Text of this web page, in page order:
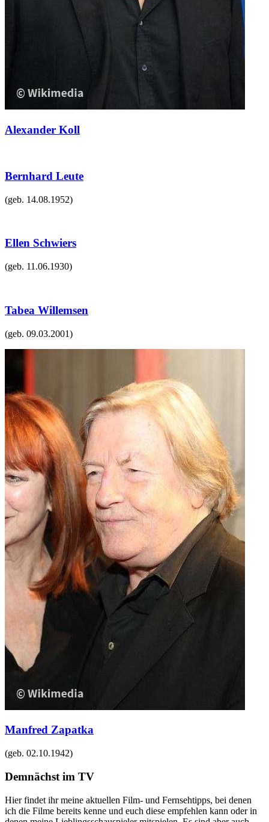
Alexander Koll
Bernhard Leute
(geb. 14.08.1952)
Ellen Schwiers
(geb. 11.06.1930)
Tabea Willemsen
(geb. 09.03.2001)
Manfred Zapatka
(geb. 02.10.1942)
Demnächst im TV
Hier findet ihr meine aktuellen Film- und Fernsehtipps, bei denen
ich die Filme bereits kenne und euch diese empfehlen kann oder in